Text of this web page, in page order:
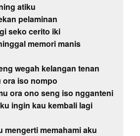
atiku
pelaminan
seko cerito iki
memori manis
wegah kelangan tenan
iso nompo
ora ono seng iso ngganteni
ingin kau kembali lagi
mengerti memahami aku